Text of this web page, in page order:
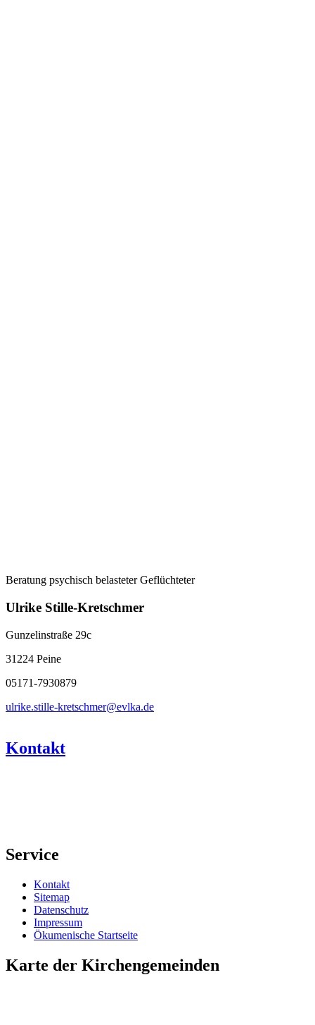
Beratung psychisch belasteter Geflüchteter
Ulrike Stille-Kretschmer
Gunzelinstraße 29c
31224 Peine
05171-7930879
ulrike.stille-kretschmer@evlka.de
Kontakt
Service
Kontakt
Sitemap
Datenschutz
Impressum
Ökumenische Startseite
Karte der Kirchengemeinden